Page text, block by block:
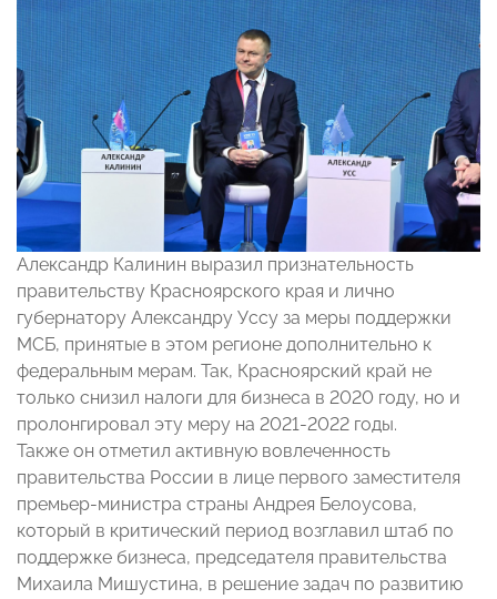
Александр Калинин выразил признательность
правительству Красноярского края и лично
губернатору Александру Уссу за меры поддержки
МСБ, принятые в этом регионе дополнительно к
федеральным мерам. Так, Красноярский край не
только снизил налоги для бизнеса в 2020 году, но и
пролонгировал эту меру на 2021-2022 годы.
Также он отметил активную вовлеченность
правительства России в лице первого заместителя
премьер-министра страны Андрея Белоусова,
который в критический период возглавил штаб по
поддержке бизнеса, председателя правительства
Михаила Мишустина, в решение задач по развитию